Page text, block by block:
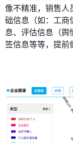
像不精准，销售人
础信息（如：工商
息、评估信息（
签信息等等，提前